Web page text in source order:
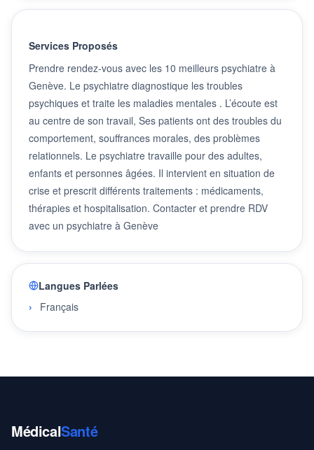
Services Proposés
Prendre rendez-vous avec les 10 meilleurs psychiatre à
Genève. Le psychiatre diagnostique les troubles
psychiques et traite les maladies mentales . L’écoute est
au centre de son travail, Ses patients ont des troubles du
comportement, souffrances morales, des problèmes
relationnels. Le psychiatre travaille pour des adultes,
enfants et personnes âgées. Il intervient en situation de
crise et prescrit différents traitements : médicaments,
thérapies et hospitalisation. Contacter et prendre RDV
avec un psychiatre à Genève
Langues Parlées
Français
MédicalSanté